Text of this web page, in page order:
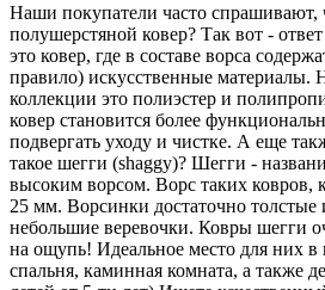
Наши покупатели часто спрашивают,
полушерстяной ковер? Так вот -
это ковер, где в составе ворса
правило) искусственные материалы.
коллекции это полиэстер и
ковер становится более
подвергать уходу и чистке. А еще
такое шегги (shaggy)? Шегги -
высоким ворсом. Ворс таких ковров,
25 мм. Ворсинки достаточно толстые
небольшие веревочки. Ковры шегги
на ощупь! Идеальное место для них в
спальня, каминная комната, а также